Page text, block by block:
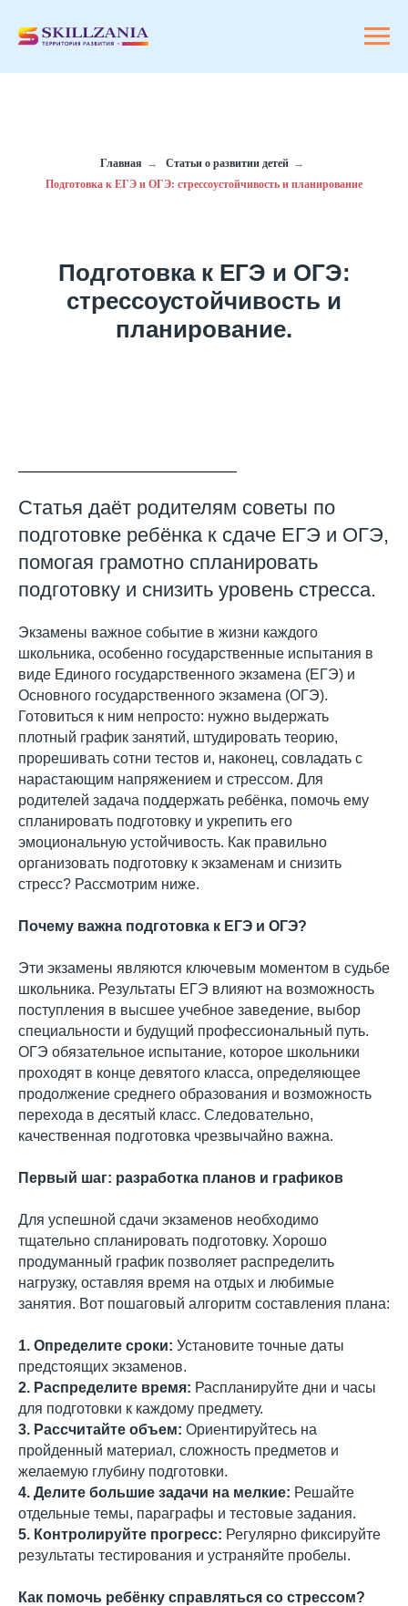
Главная → Статьи о развитии детей →
Подготовка к ЕГЭ и ОГЭ: стрессоустойчивость и планирование
Подготовка к ЕГЭ и ОГЭ:
стрессоустойчивость и
планирование.
Статья даёт родителям советы по
подготовке ребёнка к сдаче ЕГЭ и ОГЭ,
помогая грамотно спланировать
подготовку и снизить уровень стресса.
Экзамены важное событие в жизни каждого
школьника, особенно государственные испытания в
виде Единого государственного экзамена (ЕГЭ) и
Основного государственного экзамена (ОГЭ).
Готовиться к ним непросто: нужно выдержать
плотный график занятий, штудировать теорию,
прорешивать сотни тестов и, наконец, совладать с
нарастающим напряжением и стрессом. Для
родителей задача поддержать ребёнка, помочь ему
спланировать подготовку и укрепить его
эмоциональную устойчивость. Как правильно
организовать подготовку к экзаменам и снизить
стресс? Рассмотрим ниже.
Почему важна подготовка к ЕГЭ и ОГЭ?
Эти экзамены являются ключевым моментом в судьбе
школьника. Результаты ЕГЭ влияют на возможность
поступления в высшее учебное заведение, выбор
специальности и будущий профессиональный путь.
ОГЭ обязательное испытание, которое школьники
проходят в конце девятого класса, определяющее
продолжение среднего образования и возможность
перехода в десятый класс. Следовательно,
качественная подготовка чрезвычайно важна.
Первый шаг: разработка планов и графиков
Для успешной сдачи экзаменов необходимо
тщательно спланировать подготовку. Хорошо
продуманный график позволяет распределить
нагрузку, оставляя время на отдых и любимые
занятия. Вот пошаговый алгоритм составления плана:
1. Определите сроки: Установите точные даты
предстоящих экзаменов.
2. Распределите время: Распланируйте дни и часы
для подготовки к каждому предмету.
3. Рассчитайте объем: Ориентируйтесь на
пройденный материал, сложность предметов и
желаемую глубину подготовки.
4. Делите большие задачи на мелкие: Решайте
отдельные темы, параграфы и тестовые задания.
5. Контролируйте прогресс: Регулярно фиксируйте
результаты тестирования и устраняйте пробелы.
Как помочь ребёнку справляться со стрессом?